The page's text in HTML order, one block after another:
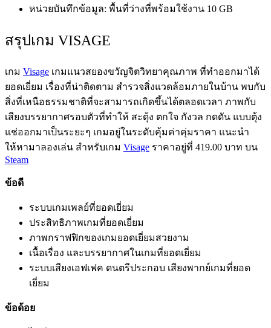
หน่วยบันทึกข้อมูล: พื้นที่ว่างที่พร้อมใช้งาน 10 GB
สรุปเกม VISAGE
เกม Visage เกมแนวสยองขวัญจิตวิทยาคุณภาพ ที่ทำออกมาได้
ยอดเยี่ยม เรื่องที่น่าติดตาม สำรวจสิ่งแวดล้อมภายในบ้าน พบกับ
สิ่งที่เหนือธรรมชาติที่จะสามารถเกิดขึ้นได้ตลอดเวลา ภาพกับ
เสียงบรรยากาศรอบตัวที่ทำให้ สะดุ้ง ตกใจ กังวล กดดัน แบบตุ้ง
แช่ออกมาเป็นระยะๆ เกมอยู่ในระดับคุ้มค่าคุ่มราคา แนะนำ
ให้หามาลองเล่น สำหรับเกม Visage ราคาอยู่ที่ 419.00 บาท บน
Steam
ข้อดี
ระบบเกมเพลย์ที่ยอดเยี่ยม
ประสิทธิภาพเกมที่ยอดเยี่ยม
ภาพกราฟฟิกของเกมยอดเยี่ยมสวยงาม
เนื้อเรื่อง และบรรยากาศในเกมที่ยอดเยี่ยม
ระบบเสียงเอฟเฟค ดนตรีประกอบ เสียงพากย์เกมที่ยอด
เยี่ยม
ข้อด้อย